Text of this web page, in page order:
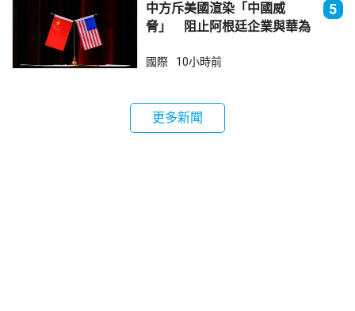
中方斥美國渲染「中國威
脅」 阻止阿根廷企業與華為
5
國際 10小時前
更多新聞